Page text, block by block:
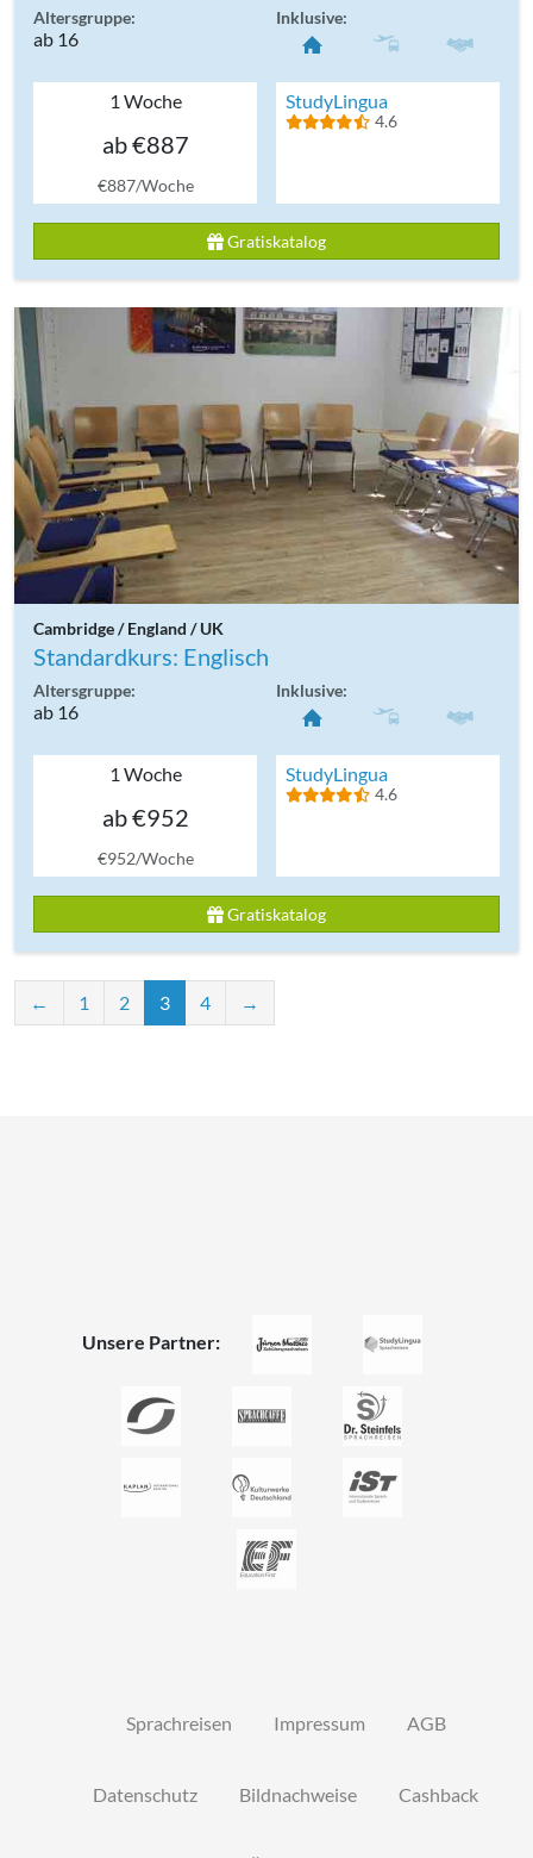
Altersgruppe:
ab 16
Inklusive:
1 Woche
ab €887
€887/Woche
StudyLingua
4.6
Gratiskatalog
Cambridge / England / UK
Standardkurs: Englisch
Altersgruppe:
ab 16
Inklusive:
1 Woche
ab €952
€952/Woche
StudyLingua
4.6
Gratiskatalog
← 1 2 3 4 →
Unsere Partner:
Sprachreisen Impressum AGB
Datenschutz Bildnachweise Cashback